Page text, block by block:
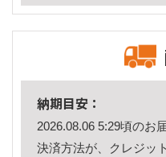
納期目安：
2026.08.06 5:29頃のお
決済方法が、クレジッ